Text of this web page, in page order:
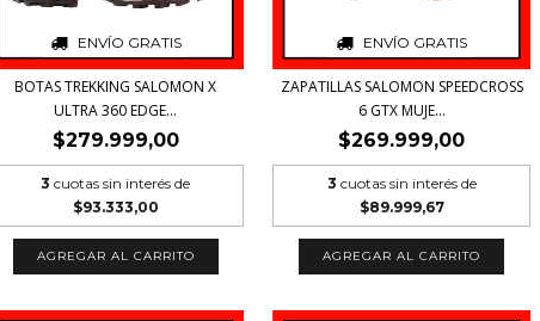
ENVÍO GRATIS
BOTAS TREKKING SALOMON X
ULTRA 360 EDGE...
$279.999,00
3 cuotas sin interés de
$93.333,00
AGREGAR AL CARRITO
ENVÍO GRATIS
ZAPATILLAS SALOMON SPEEDCROSS
6 GTX MUJE...
$269.999,00
3 cuotas sin interés de
$89.999,67
AGREGAR AL CARRITO